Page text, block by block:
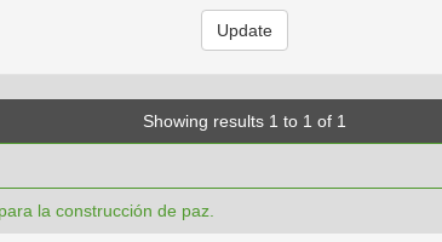
Showing results 1 to 1 of 1
la construcción de paz.